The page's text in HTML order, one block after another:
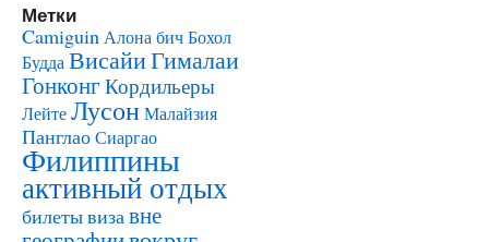
Метки
Camiguin Алона бичБохол
Будда ВисайиГималаи
ГонконгКордильеры
ЛейтеЛусонМалайзия
ПанглаоСиаргао
Филиппины
активный отдых
билетывизавне